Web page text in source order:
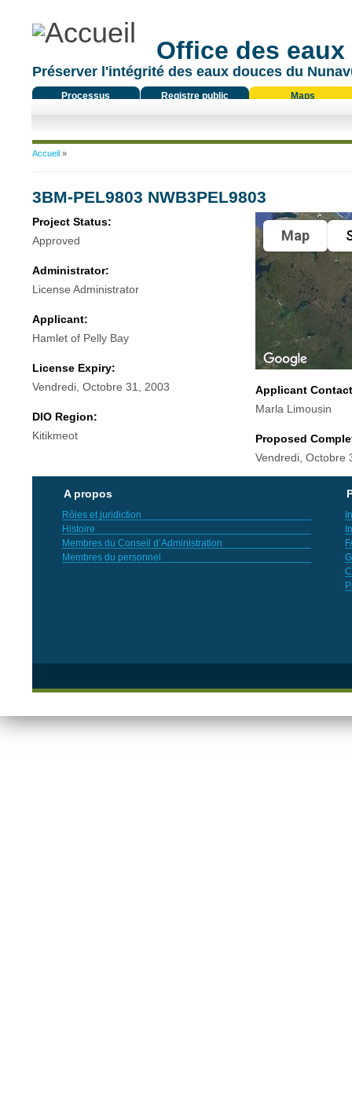
Office des
Préserver l'intégrité des eaux douces du
Processus
Registre public Maps
Vous êtes ici
Accueil»
3BM-PEL9803 NWB3PEL9803
Project Status:
Approved
Administrator:
License Administrator
Applicant:
Hamlet of Pelly Bay
License Expiry:
Vendredi, Octobre 31, 2003
DIO Region:
Kitikmeot
Map
Applicant
Marla Limousin
Proposed
Vendredi, Octobre
A propos
Rôles et juridiction
Histoire
Membres du Conseil d’Administration
Membres du personnel